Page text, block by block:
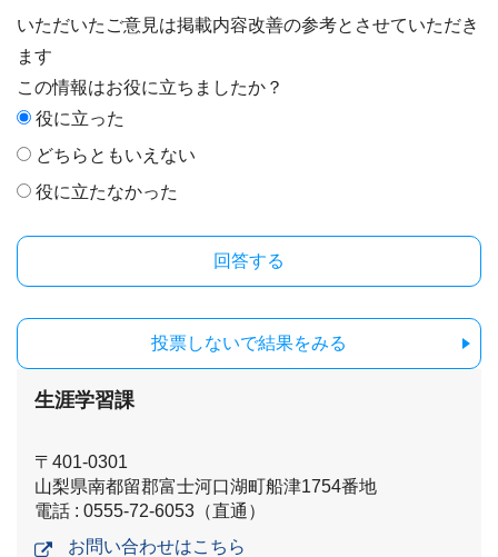
いただいたご意見は掲載内容改善の参考とさせていただき
ます
この情報はお役に立ちましたか？
役に立った
どちらともいえない
役に立たなかった
投票しないで結果をみる
生涯学習課
〒401-0301
山梨県南都留郡富士河口湖町船津1754番地
電話 : 0555-72-6053（直通）
お問い合わせはこちら